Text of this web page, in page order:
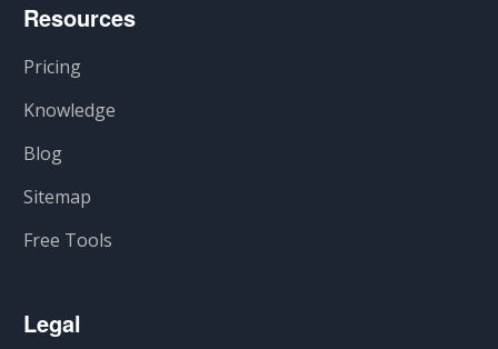
Resources
Pricing
Knowledge
Blog
Sitemap
Free Tools
Legal